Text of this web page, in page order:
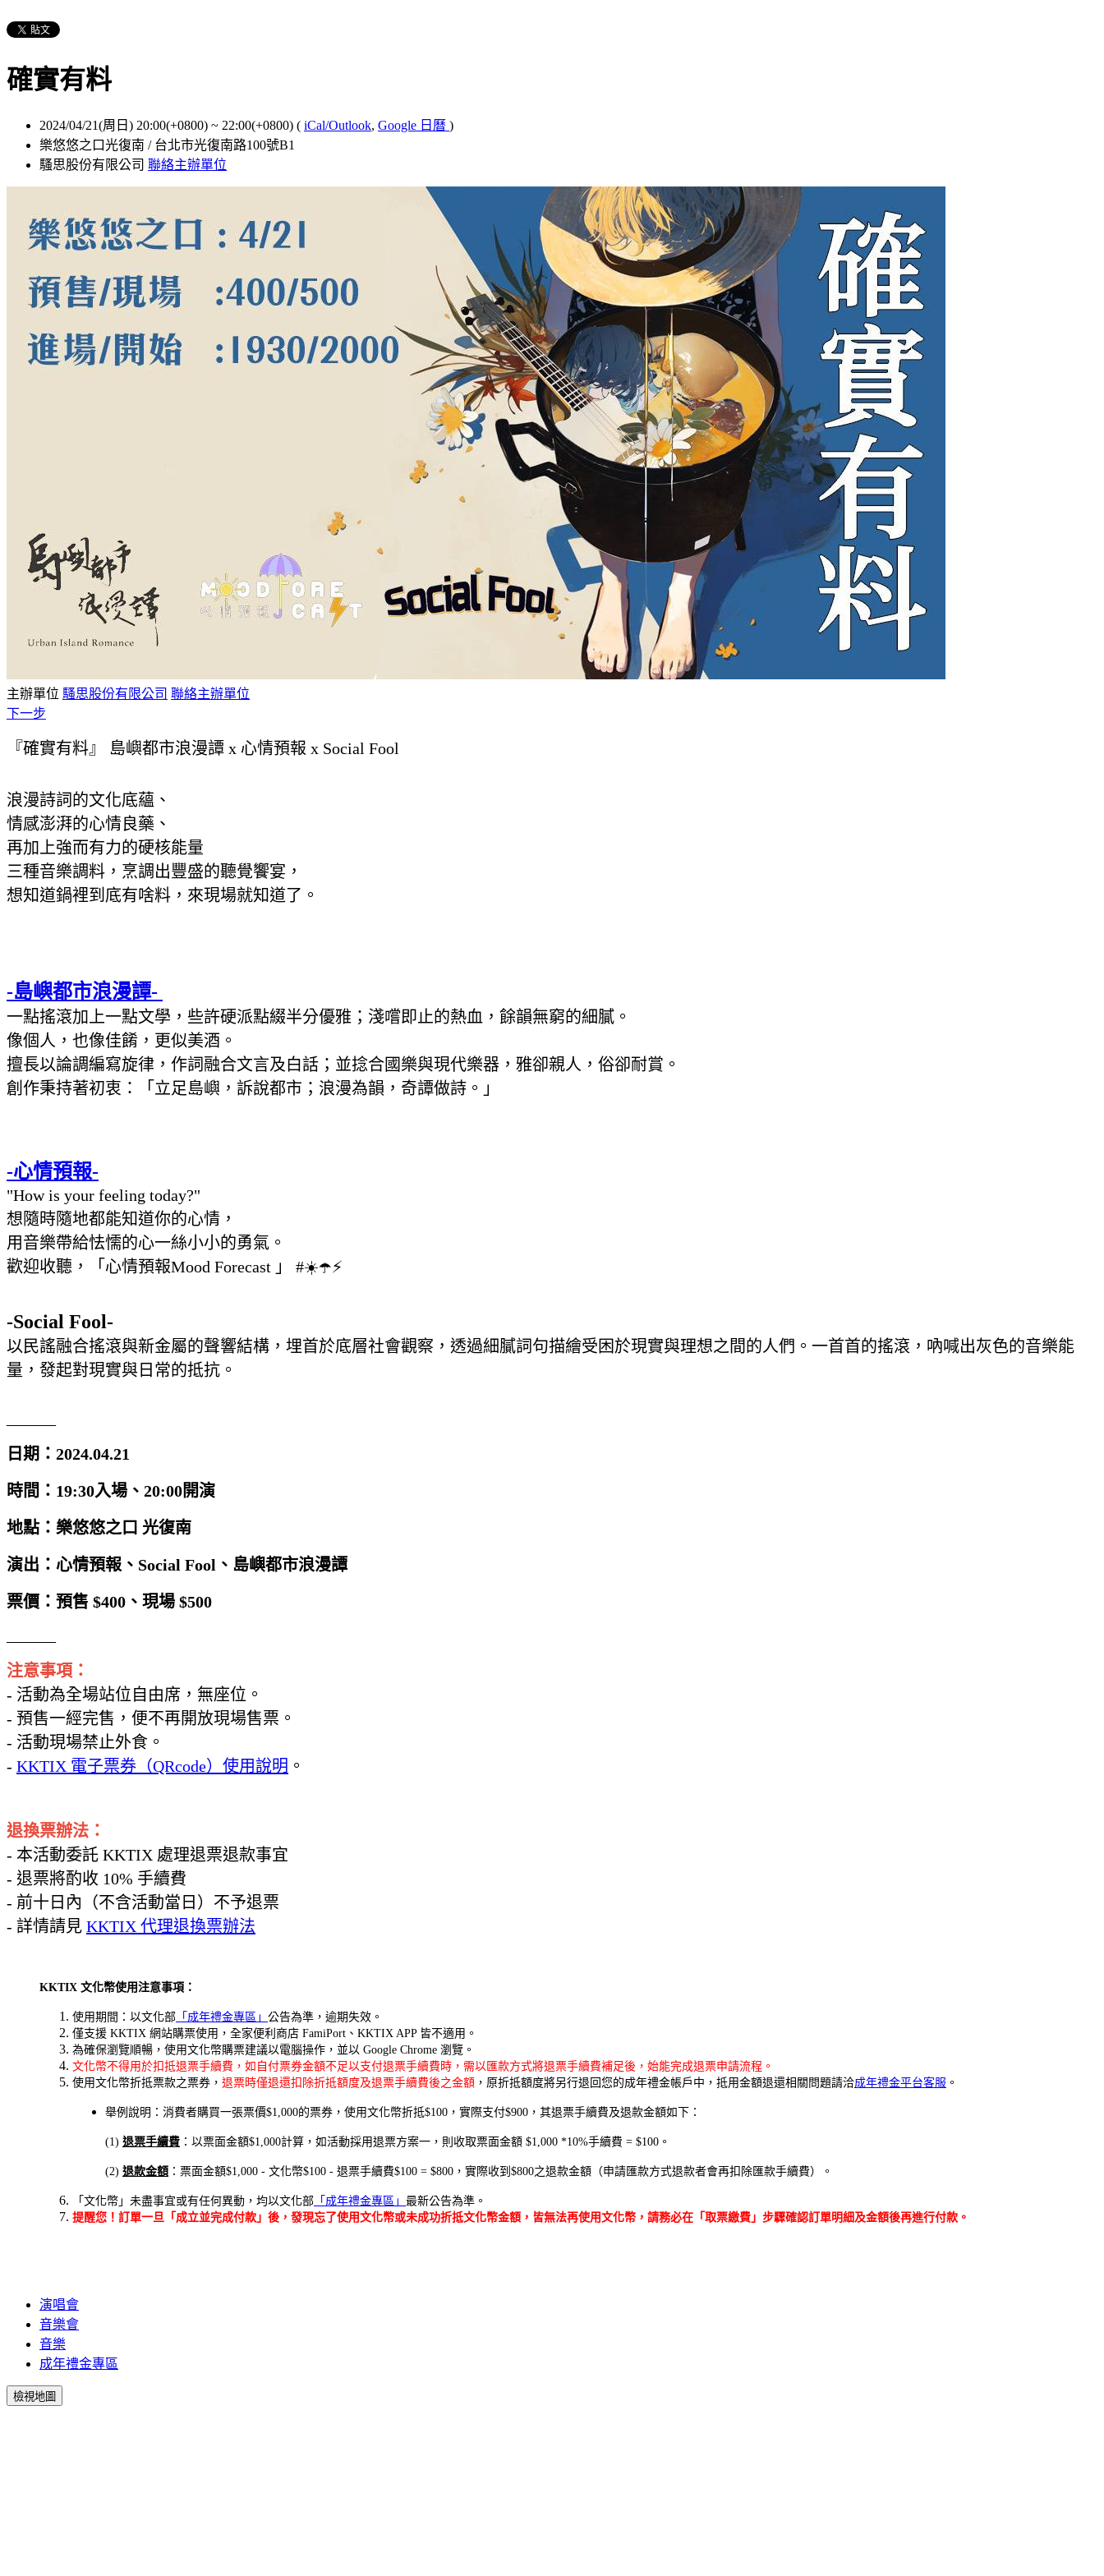
確實有料
2024/04/21(周日) 20:00(+0800) ~ 22:00(+0800) ( iCal/Outlook, Google 日曆 )
樂悠悠之口光復南 / 台北市光復南路100號B1
騷思股份有限公司 聯絡主辦單位
主辦單位 騷思股份有限公司 聯絡主辦單位
下一步
『確實有料』 島嶼都市浪漫譚 x 心情預報 x Social Fool
浪漫詩詞的文化底蘊、
情感澎湃的心情良藥、
再加上強而有力的硬核能量
三種音樂調料，烹調出豐盛的聽覺饗宴，
想知道鍋裡到底有啥料，來現場就知道了。
-島嶼都市浪漫譚-
一點搖滾加上一點文學，些許硬派點綴半分優雅；淺嚐即止的熱血，餘韻無窮的細膩。
像個人，也像佳餚，更似美酒。
擅長以論調編寫旋律，作詞融合文言及白話；並捻合國樂與現代樂器，雅卻親人，俗卻耐賞。
創作秉持著初衷：「立足島嶼，訴說都市；浪漫為韻，奇譚做詩。」
-心情預報-
"How is your feeling today?"
想隨時隨地都能知道你的心情，
用音樂帶給怯懦的心一絲小小的勇氣。
歡迎收聽，「心情預報Mood Forecast 」 #☀️☂️⚡️
-Social Fool-
以民謠融合搖滾與新金屬的聲響結構，埋首於底層社會觀察，透過細膩詞句描繪受困於現實與理想之間的人們。一首首的搖滾，吶喊出灰色的音樂能
量，發起對現實與日常的抵抗。
日期：2024.04.21
時間：19:30入場、20:00開演
地點：樂悠悠之口 光復南
演出：心情預報、Social Fool、島嶼都市浪漫譚
票價：預售 $400、 現場 $500
注意事項：
- 活動為全場站位自由席，無座位。
- 預售一經完售，便不再開放現場售票。
- 活動現場禁止外食。
- KKTIX 電子票券（QRcode）使用說明 。
退換票辦法：
- 本活動委託 KKTIX 處理退票退款事宜
- 退票將酌收 10% 手續費
- 前十日內（不含活動當日）不予退票
- 詳情請見 KKTIX 代理退換票辦法
KKTIX 文化幣使用注意事項：
使用期間：以文化部 「成年禮金專區」 公告為準，逾期失效。
僅支援 KKTIX 網站購票使用，全家便利商店 FamiPort、KKTIX APP 皆不適用。
為確保瀏覽順暢，使用文化幣購票建議以電腦操作，並以 Google Chrome 瀏覽。
文化幣不得用於扣抵退票手續費，如自付票券金額不足以支付退票手續費時，需以匯款方式將退票手續費補足後，始能完成退票申請流程。
使用文化幣折抵票款之票券， 退票時僅退還扣除折抵額度及退票手續費後之金額 ，原折抵額度將另行退回您的成年禮金帳戶中，抵用金額退還相關問題請洽成年禮金平台客服 。
舉例說明：消費者購買一張票價$1,000的票券，使用文化幣折抵$100，實際支付$900，其退票手續費及退款金額如下：
(1) 退票手續費 ：以票面金額$1,000計算，如活動採用退票方案一，則收取票面金額 $1,000 *10%手續費 = $100。
(2) 退款金額 ：票面金額$1,000 - 文化幣$100 - 退票手續費$100 = $800，實際收到$800之退款金額（申請匯款方式退款者會再扣除匯款手續費）。
「文化幣」未盡事宜或有任何異動，均以文化部 「成年禮金專區」 最新公告為準。
提醒您！訂單一旦「成立並完成付款」後，發現忘了使用文化幣或未成功折抵文化幣金額，皆無法再使用文化幣，請務必在「取票繳費」步驟確認訂單明細及金額後再進行付款。
演唱會
音樂會
音樂
成年禮金專區
檢視地圖